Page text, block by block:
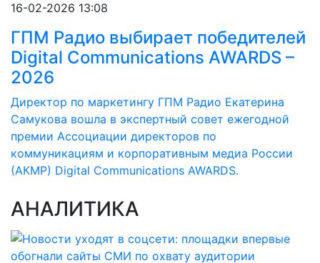
16-02-2026 13:08
ГПМ Радио выбирает победителей
Digital Communications AWARDS –
2026
Директор по маркетингу ГПМ Радио Екатерина
Самукова вошла в экспертный совет ежегодной
премии Ассоциации директоров по
коммуникациям и корпоративным медиа России
(АКМР) Digital Communications AWARDS.
АНАЛИТИКА